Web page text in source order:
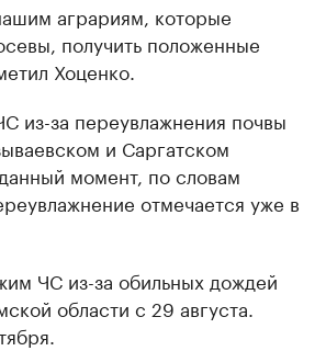
аграриям, которые
получить положенные
Хоценко.
из-за переувлажнения почвы
и Саргатском
момент, по словам
отмечается уже в
ЧС из-за обильных дождей
области с 29 августа.